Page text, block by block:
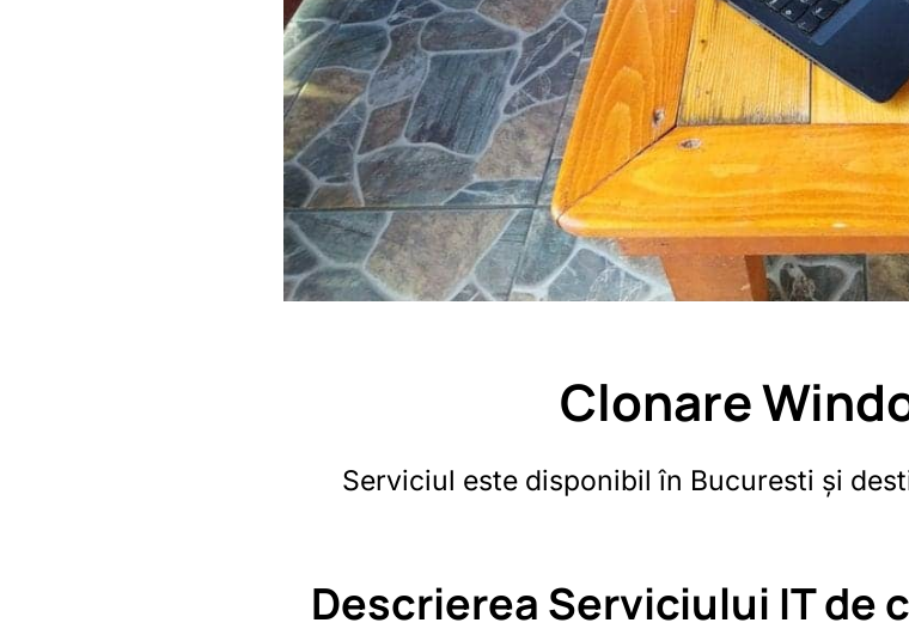
Clonare
Serviciul este disponibil în Bucuresti și
Descrierea Serviciului IT de